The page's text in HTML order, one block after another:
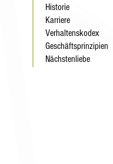
Historie
Karriere
Verhaltenskodex
Geschäftsprinzipien
Nächstenliebe